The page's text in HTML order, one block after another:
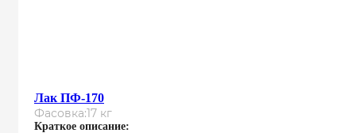
Лак ПФ-170
Фасовка:17 кг
Краткое описание: